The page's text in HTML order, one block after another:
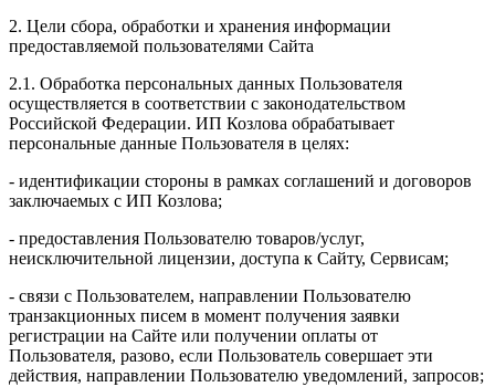
2. Цели сбора, обработки и хранения информации
предоставляемой пользователями Сайта
2.1. Обработка персональных данных Пользователя
осуществляется в соответствии с законодательством
Российской Федерации. ИП Козловa обрабатывает
персональные данные Пользователя в целях:
- идентификации стороны в рамках соглашений и договоров
заключаемых с ИП Козлова;
- предоставления Пользователю товаров/услуг,
неисключительной лицензии, доступа к Сайту, Сервисам;
- связи с Пользователем, направлении Пользователю
транзакционных писем в момент получения заявки
регистрации на Сайте или получении оплаты от
Пользователя, разово, если Пользователь совершает эти
действия, направлении Пользователю уведомлений, запросов;